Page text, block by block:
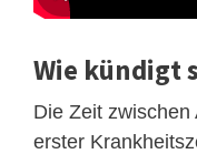
Wie kündigt
Die Zeit zwischen
erster